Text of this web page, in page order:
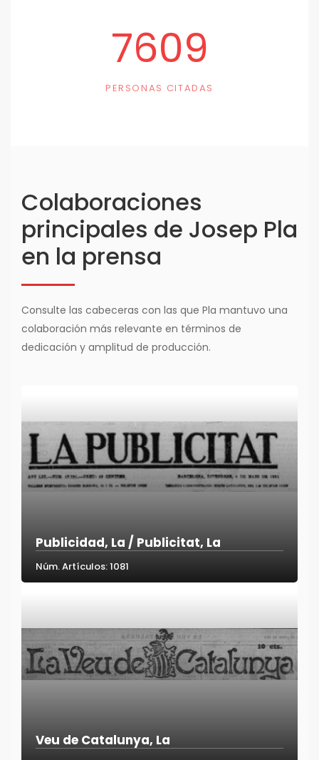
7609
PERSONAS CITADAS
Colaboraciones
principales de Josep Pla
en la prensa
Consulte las cabeceras con las que Pla mantuvo una
colaboración más relevante en términos de
dedicación y amplitud de producción.
Publicidad, La / Publicitat, La
Núm. Artículos: 1081
Veu de Catalunya, La